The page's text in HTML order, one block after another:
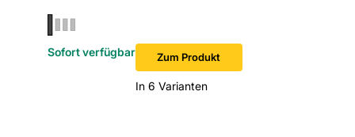
Zum Produkt
In 6 Varianten
Sofort verfügbar